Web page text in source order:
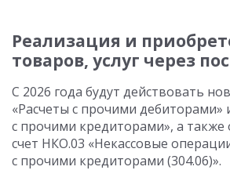
Реализация и
товаров, услуг через
С 2026 года будут действовать
«Расчеты с прочими дебиторами»
с прочими кредиторами», а
счет НКО.03 «Некассовые
с прочими кредиторами (304.06)».